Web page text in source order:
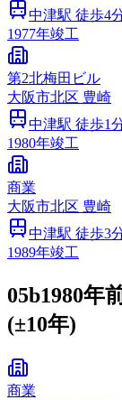
中津駅 徒歩4
1977年竣工
第2北梅田ビル
大阪市北区 豊崎
中津駅 徒歩1
1980年竣工
商業
大阪市北区 豊崎
中津駅 徒歩3
1989年竣工
05b1980年
(±10年)
商業